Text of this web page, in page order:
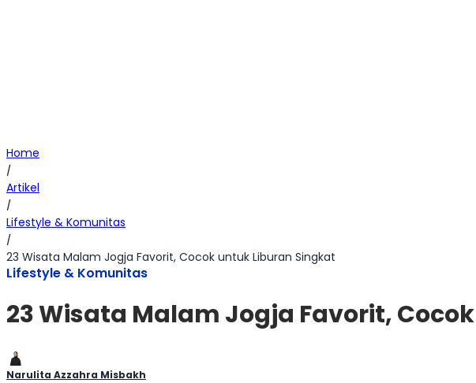
Home
/
Artikel
/
Lifestyle & Komunitas
/
23 Wisata Malam Jogja Favorit, Cocok untuk Liburan Singkat
Lifestyle & Komunitas
23 Wisata Malam Jogja Favorit,
Narulita Azzahra Misbakh